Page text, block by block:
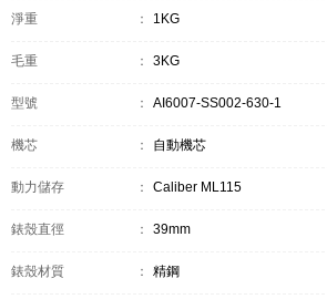
淨重 ： 1KG
毛重 ： 3KG
型號 ： AI6007-SS002-630-1
機芯 ： 自動機芯
動力儲存 ： Caliber ML115
錶殼直徑 ： 39mm
錶殼材質 ： 精鋼